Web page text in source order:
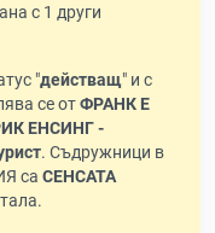
с 1 други
"действащ" и с
се отФРАНК Е
ЕНСИНГ -
. Съдружници в
са СЕНСАТА